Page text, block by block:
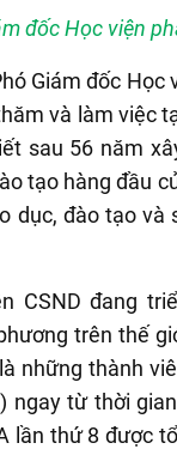
đốc Học viện
Giám đốc Học
và làm việc
sau 56 năm
tạo hàng đầu
dục, đào tạo và
CSND đang
trên thế
những thành
ngay từ thời
lần thứ 8 được